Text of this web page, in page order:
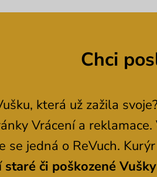
Chci
která už zažila
Vrácení a
se jedná o ReVuch.
staré či poškozené